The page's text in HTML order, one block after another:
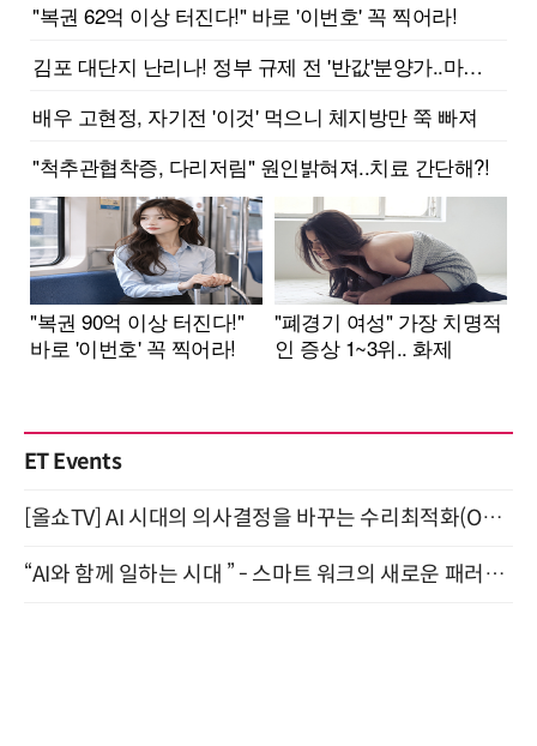
ET Events
[올쇼TV] AI 시대의 의사결정을 바꾸는 수리최적화(Optimization) 소개 (8/20 생방송)
“AI와 함께 일하는 시대 ” - 스마트 워크의 새로운 패러다임 (9/11)